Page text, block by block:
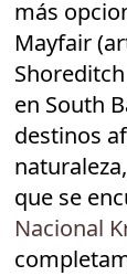
más
Mayfair
en South
destinos
que se
Nacional